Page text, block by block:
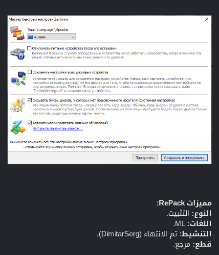
مميزات RePack:
النوع: التثبيت.
اللغات:
التنشيط: تم الانتهاء (DimitarSerg).
قطع: مرجع.